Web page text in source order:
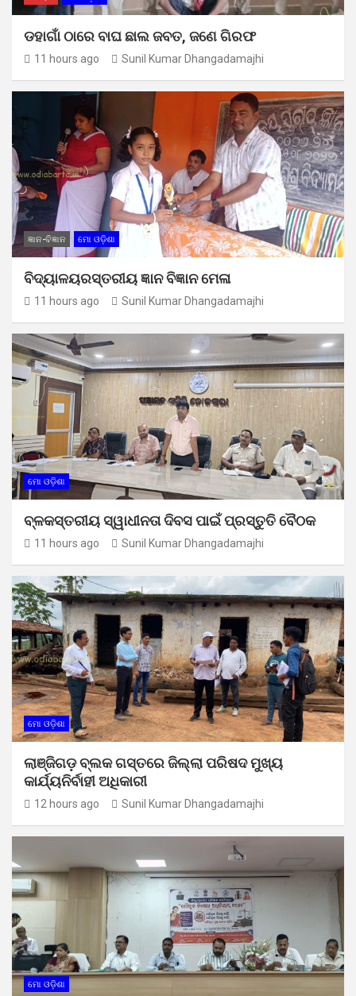
ଡହାଗାଁ ଠାରେ ବାଘ ଛାଲ ଜବତ, ଜଣେ ଗିରଫ
11 hours ago Sunil Kumar Dhangadamajhi
ଜ୍ଞାନ-ବିଜ୍ଞାନ ମୋ ଓଡ଼ିଶା
ବିଦ୍ୟାଳୟରସ୍ତରୀୟ ଜ୍ଞାନ ବିଜ୍ଞାନ ମେଳା
11 hours ago Sunil Kumar Dhangadamajhi
ମୋ ଓଡ଼ିଶା
ବ୍ଳକସ୍ତରୀୟ ସ୍ୱାଧୀନତା ଦିବସ ପାଇଁ ପ୍ରସ୍ତୁତି ବୈଠକ
11 hours ago Sunil Kumar Dhangadamajhi
ମୋ ଓଡ଼ିଶା
ଲାଞ୍ଜିଗଡ଼ ବ୍ଲକ ଗସ୍ତରେ ଜିଲ୍ଲା ପରିଷଦ ମୁଖ୍ୟ
କାର୍ଯ୍ୟନିର୍ବାହୀ ଅଧିକାରୀ
12 hours ago Sunil Kumar Dhangadamajhi
ମୋ ଓଡ଼ିଶା